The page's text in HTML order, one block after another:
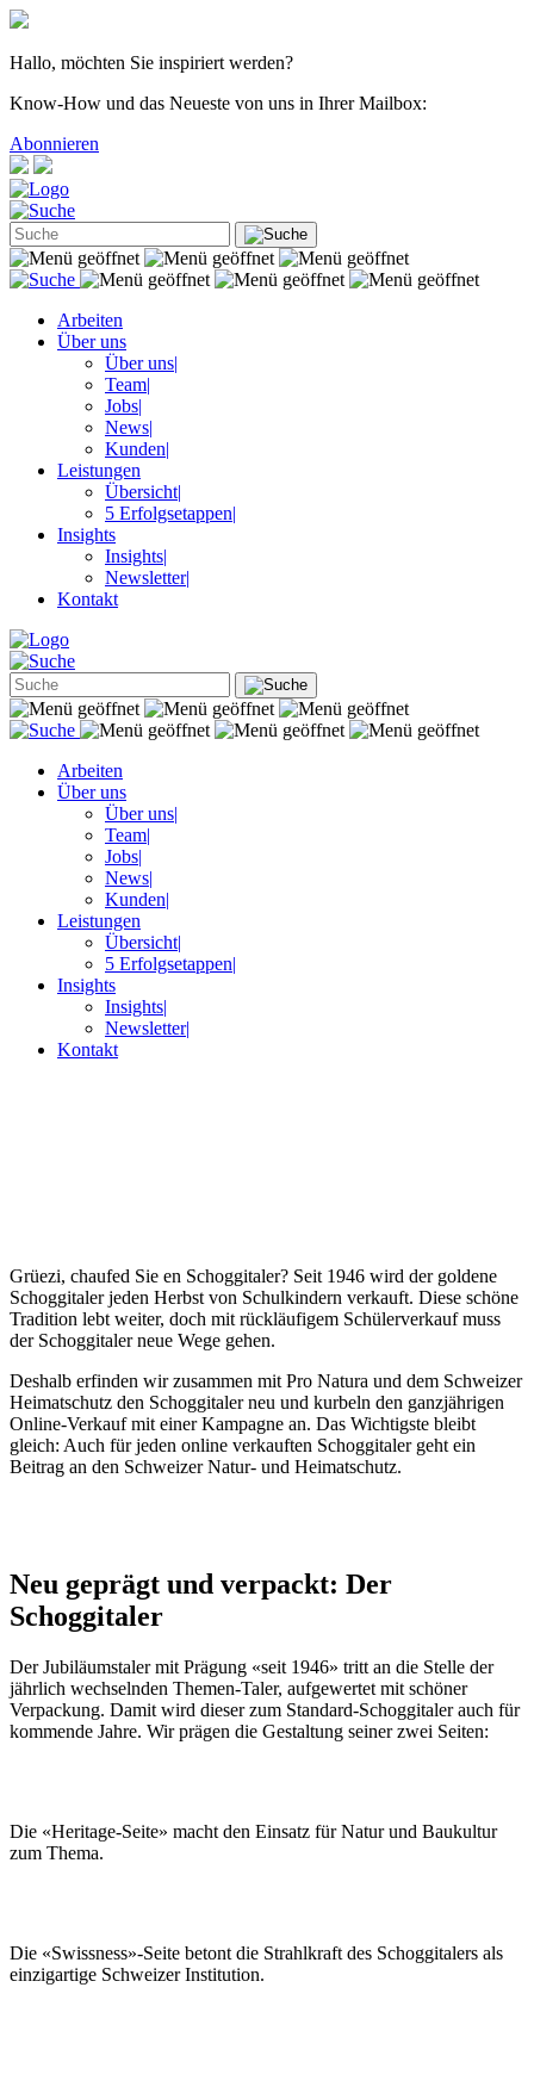
Hallo, möchten Sie inspiriert werden?
Know-How und das Neueste von uns in Ihrer Mailbox:
Abonnieren
Arbeiten
Über uns
Über uns|
Team|
Jobs|
News|
Kunden|
Leistungen
Übersicht|
5 Erfolgsetappen|
Insights
Insights|
Newsletter|
Kontakt
Arbeiten
Über uns
Über uns|
Team|
Jobs|
News|
Kunden|
Leistungen
Übersicht|
5 Erfolgsetappen|
Insights
Insights|
Newsletter|
Kontakt
Grüezi, chaufed Sie en Schoggitaler? Seit 1946 wird der goldene
Schoggitaler jeden Herbst von Schulkindern verkauft. Diese schöne
Tradition lebt weiter, doch mit rückläufigem Schülerverkauf muss
der Schoggitaler neue Wege gehen.
Deshalb erfinden wir zusammen mit Pro Natura und dem Schweizer
Heimatschutz den Schoggitaler neu und kurbeln den ganzjährigen
Online-Verkauf mit einer Kampagne an. Das Wichtigste bleibt
gleich: Auch für jeden online verkauften Schoggitaler geht ein
Beitrag an den Schweizer Natur- und Heimatschutz.
Neu geprägt und verpackt: Der
Schoggitaler
Der Jubiläumstaler mit Prägung «seit 1946» tritt an die Stelle der
jährlich wechselnden Themen-Taler, aufgewertet mit schöner
Verpackung. Damit wird dieser zum Standard-Schoggitaler auch für
kommende Jahre. Wir prägen die Gestaltung seiner zwei Seiten:
Die «Heritage-Seite» macht den Einsatz für Natur und Baukultur
zum Thema.
Die «Swissness»-Seite betont die Strahlkraft des Schoggitalers als
einzigartige Schweizer Institution.